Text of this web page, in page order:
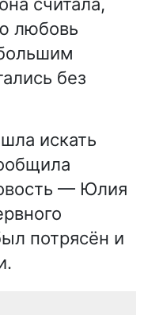
считала,
любовь
без
искать
— Юлия
потрясён и